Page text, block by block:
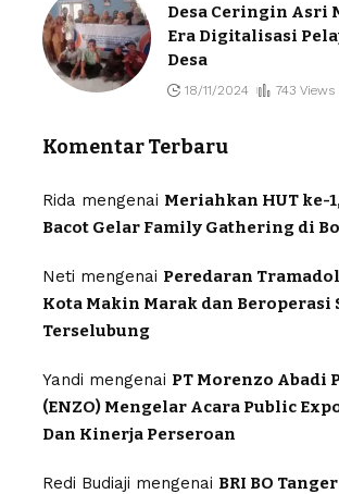
Desa Ceringin Asri
Era Digitalisasi
Desa
18/11/2024 743 Views
Komentar Terbaru
Rida mengenai Meriahkan HUT ke-
Bacot Gelar Family Gathering di
Neti mengenai Peredaran
Kota Makin Marak dan Beroperasi
Terselubung
Yandi mengenai PT Morenzo Abadi
(ENZO) Mengelar Acara Public
Dan Kinerja Perseroan
Redi Budiaji mengenai BRI BO